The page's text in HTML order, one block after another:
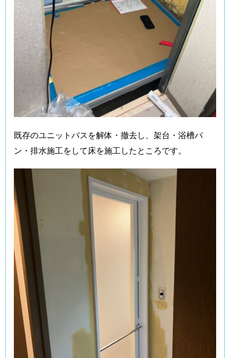
既存のユニットバスを解体・撤去し、架台・浴槽パ
ン・排水施工をして床を施工したところです。